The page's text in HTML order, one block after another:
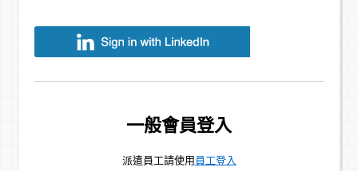
一般會員登入
派遣員工請使用 員工登入